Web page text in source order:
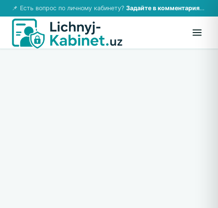
📌 Есть вопрос по личному кабинету? Задайте в комментариях — ответим!